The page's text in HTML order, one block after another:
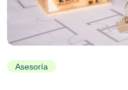
Asesoría